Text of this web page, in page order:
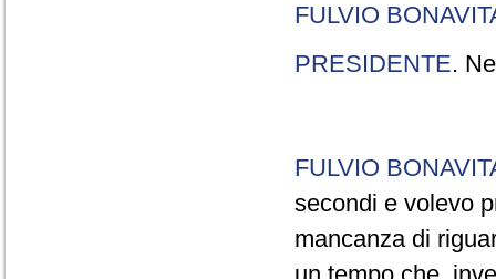
FULVIO
PRESIDENTE.
FULVIO
secondi e volevo
mancanza di